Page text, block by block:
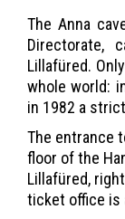
The Anna
Directorate,
Lillafüred.
whole world:
in 1982 a
The entrance
floor of the
Lillafüred,
ticket office is